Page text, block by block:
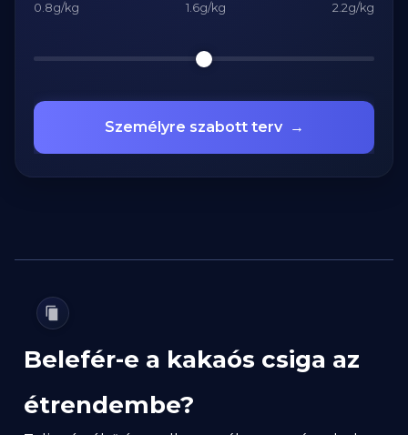
0.8g/kg 1.6g/kg 2.2g/kg
Személyre szabott terv →
Belefér-e a kakaós csiga az
étrendembe?